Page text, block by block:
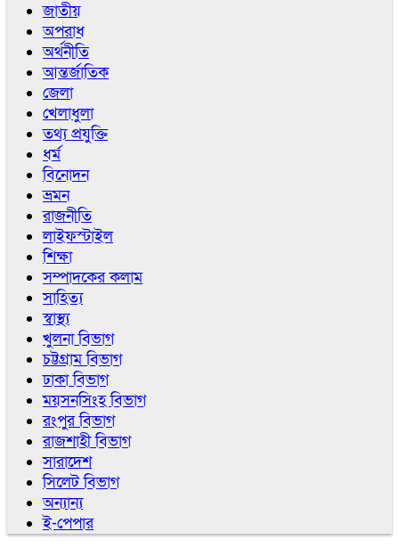
জাতীয়
অপরাধ
অর্থনীতি
আন্তর্জাতিক
জেলা
খেলাধুলা
তথ্য প্রযুক্তি
ধর্ম
বিনোদন
ভ্রমন
রাজনীতি
লাইফস্টাইল
শিক্ষা
সম্পাদকের কলাম
সাহিত্য
স্বাস্থ্য
খুলনা বিভাগ
চট্টগ্রাম বিভাগ
ঢাকা বিভাগ
ময়সনসিংহ বিভাগ
রংপুর বিভাগ
রাজশাহী বিভাগ
সারাদেশ
সিলেট বিভাগ
অন্যান্য
ই-পেপার